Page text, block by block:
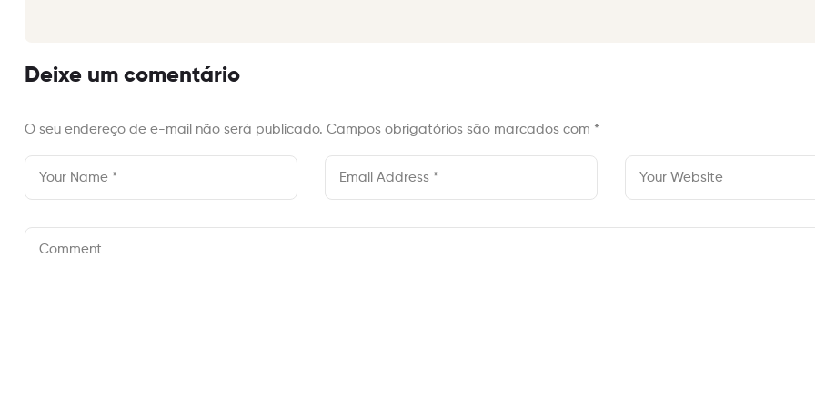
Deixe um comentário
O seu endereço de e-mail não será publicado. Campos obrigatórios são marcados com *